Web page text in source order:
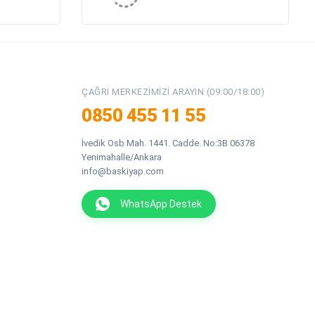
ÇAĞRI MERKEZIMIZI ARAYIN (09:00/18:00)
0850 455 11 55
İvedik Osb Mah. 1441. Cadde. No:3B 06378
Yenimahalle/Ankara
info@baskiyap.com
WhatsApp Destek